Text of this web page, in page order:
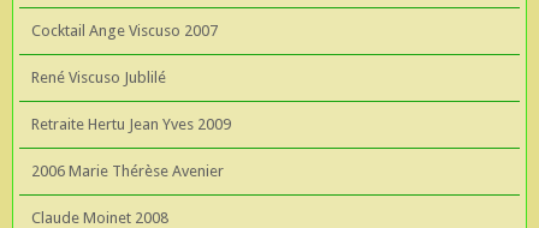
Cocktail Ange Viscuso 2007
René Viscuso Jublilé
Retraite Hertu Jean Yves 2009
2006 Marie Thérèse Avenier
Claude Moinet 2008